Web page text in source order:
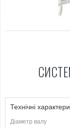
Технічні
Діаметр валу